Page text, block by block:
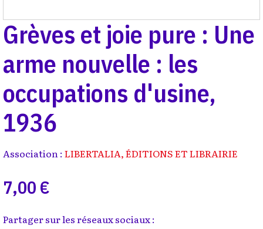
Grèves et joie pure : Une
arme nouvelle : les
occupations d'usine,
1936
Association : LIBERTALIA, ÉDITIONS ET LIBRAIRIE
7,00 €
Partager sur les réseaux sociaux :